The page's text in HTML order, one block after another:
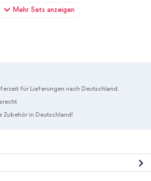
Mehr Sets anzeigen
Samsung Galaxy S21 - Black Graphic +
- USB-C- und USB-Anschluss -
für Lieferungen nach Deutschland.
Zubehör in Deutschland!